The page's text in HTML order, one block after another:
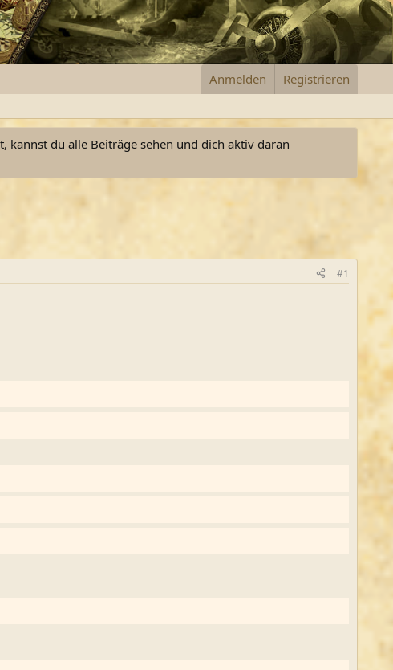
Anmelden Registrieren
kannst du alle Beiträge sehen und dich aktiv daran
#1